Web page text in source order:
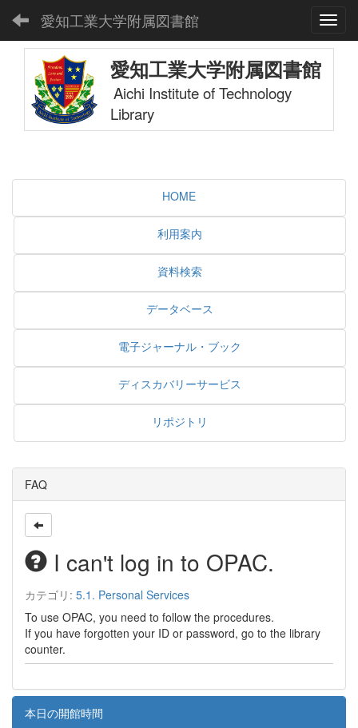
愛知工業大学附属図書館
愛知工業大学附属図書館
Aichi Institute of Technology
Library
HOME
利用案内
資料検索
データベース
電子ジャーナル・ブック
ディスカバリーサービス
リポジトリ
FAQ
I can't log in to OPAC.
カテゴリ: 5.1. Personal Services
To use OPAC, you need to follow the procedures.
If you have forgotten your ID or password, go to the library
counter.
本日の開館時間